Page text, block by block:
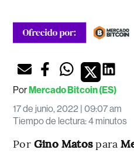
PorMercado Bitcoin (ES)
17 de junio, 2022 | 09:07 am
Tiempo de lectura:4 minutos
Por Gino Matospara